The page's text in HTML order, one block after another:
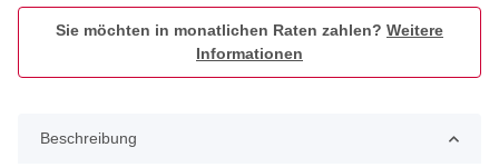
Sie möchten in monatlichen Raten zahlen? Weitere
Informationen
Beschreibung